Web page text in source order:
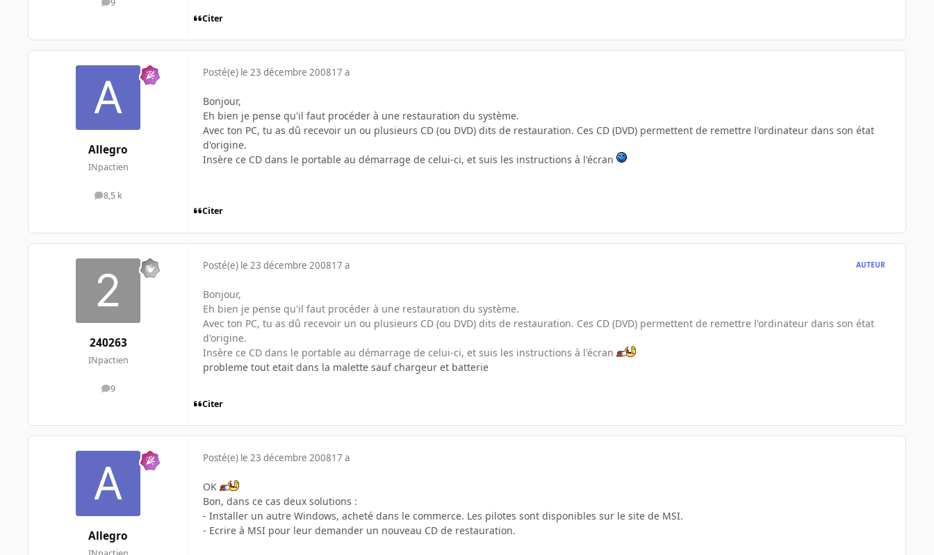
9
messages
Citer
Allegro
INpactien
8,5 k
messages
Posté(e) le 23 décembre 200817 a
Bonjour,
Eh bien je pense qu'il faut procéder à une restauration du système.
Avec ton PC, tu as dû recevoir un ou plusieurs CD (ou DVD) dits de restauration. Ces CD (DVD) permettent de remettre l'ordinateur dans son état
d'origine.
Insère ce CD dans le portable au démarrage de celui-ci, et suis les instructions à l'écran
Citer
240263
INpactien
9
messages
Posté(e) le 23 décembre 200817 a AUTEUR
Bonjour,
Eh bien je pense qu'il faut procéder à une restauration du système.
Avec ton PC, tu as dû recevoir un ou plusieurs CD (ou DVD) dits de restauration. Ces CD (DVD) permettent de remettre l'ordinateur dans son état
d'origine.
Insère ce CD dans le portable au démarrage de celui-ci, et suis les instructions à l'écran
probleme tout etait dans la malette sauf chargeur et batterie
Citer
Allegro
Posté(e) le 23 décembre 200817 a
OK
Bon, dans ce cas deux solutions :
- Installer un autre Windows, acheté dans le commerce. Les pilotes sont disponibles sur le site de MSI.
- Ecrire à MSI pour leur demander un nouveau CD de restauration.